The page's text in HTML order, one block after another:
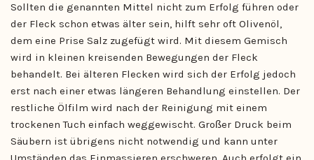
Sollten die genannten Mittel nicht zum Erfolg führen oder
der Fleck schon etwas älter sein, hilft sehr oft Olivenöl,
dem eine Prise Salz zugefügt wird. Mit diesem Gemisch
wird in kleinen kreisenden Bewegungen der Fleck
behandelt. Bei älteren Flecken wird sich der Erfolg jedoch
erst nach einer etwas längeren Behandlung einstellen. Der
restliche Ölfilm wird nach der Reinigung mit einem
trockenen Tuch einfach weggewischt. Großer Druck beim
Säubern ist übrigens nicht notwendig und kann unter